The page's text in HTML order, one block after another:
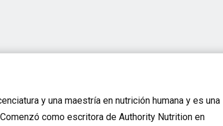
y una maestría en nutrición humana y es una
como escritora de Authority Nutrition en